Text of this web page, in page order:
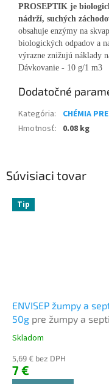
Súvisiaci tovar
Tip
ENVISEP žumpy a
50g pre žumpy a
Skladom
5,69 € bez DPH
7 €
PROSEPTIK je
nádrží, suchých
obsahuje enzýmy na
biologických odpadov a
výrazne znižujú náklady
Dávkovanie - 10 g/1 m3
Dodatočné
Kategória:
CHÉMIA
Hmotnosť: 0.08 kg